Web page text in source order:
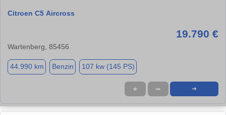
Citroen C5 Aircross
19.790 €
Wartenberg, 85456
44.990 km Benzin 107 kw (145 PS)
★ ➦ ➜